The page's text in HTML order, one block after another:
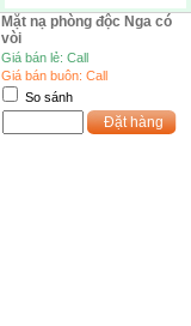
Mặt nạ phòng độc Nga có
vòi
Giá bán lẻ: Call
Giá bán buôn: Call
So sánh
Đặt hàng